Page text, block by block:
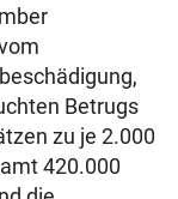
Betrugs
zu je 2.000
420.000